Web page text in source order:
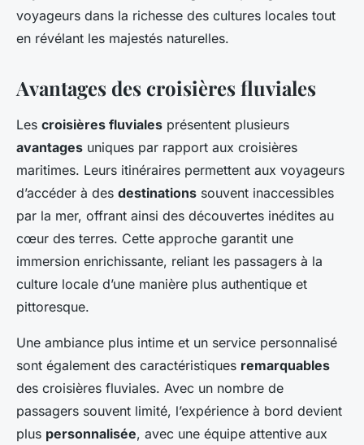
voyageurs dans la richesse des cultures locales tout
en révélant les majestés naturelles.
Avantages des croisières fluviales
Les croisières fluviales présentent plusieurs
avantages uniques par rapport aux croisières
maritimes. Leurs itinéraires permettent aux voyageurs
d’accéder à des destinations souvent inaccessibles
par la mer, offrant ainsi des découvertes inédites au
cœur des terres. Cette approche garantit une
immersion enrichissante, reliant les passagers à la
culture locale d’une manière plus authentique et
pittoresque.
Une ambiance plus intime et un service personnalisé
sont également des caractéristiques remarquables
des croisières fluviales. Avec un nombre de
passagers souvent limité, l’expérience à bord devient
plus personnalisée, avec une équipe attentive aux